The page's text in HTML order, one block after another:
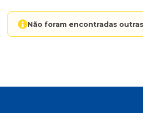
Não foram encontradas